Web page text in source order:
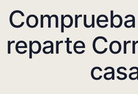
reparte